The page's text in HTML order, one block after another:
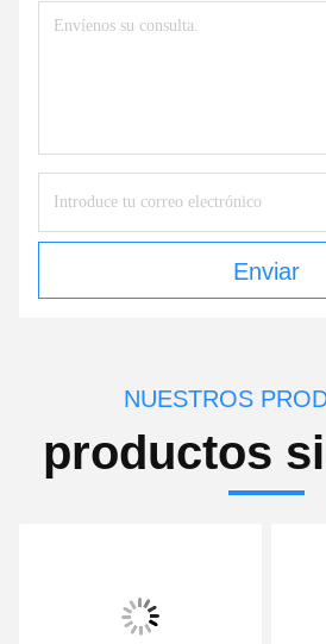
Enviar
NUESTROS
productos